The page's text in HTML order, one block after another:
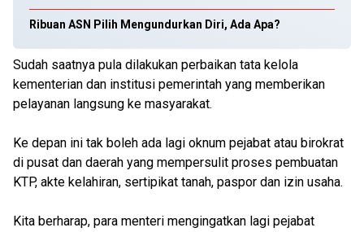
Ribuan ASN Pilih Mengundurkan Diri, Ada Apa?
Sudah saatnya pula dilakukan perbaikan tata kelola
kementerian dan institusi pemerintah yang memberikan
pelayanan langsung ke masyarakat.
Ke depan ini tak boleh ada lagi oknum pejabat atau birokrat
di pusat dan daerah yang mempersulit proses pembuatan
KTP, akte kelahiran, sertipikat tanah, paspor dan izin usaha.
Kita berharap, para menteri mengingatkan lagi pejabat